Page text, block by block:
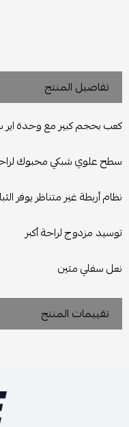
تفاصيل المنتج
كعب بحجم كبير مع وحدة
سطح علوي شبكي محبوك
نظام أربطة غير متناظر يوفر
توسيد مزدوج لراحة أكبر
نعل سفلي متين
تقييمات المنتج